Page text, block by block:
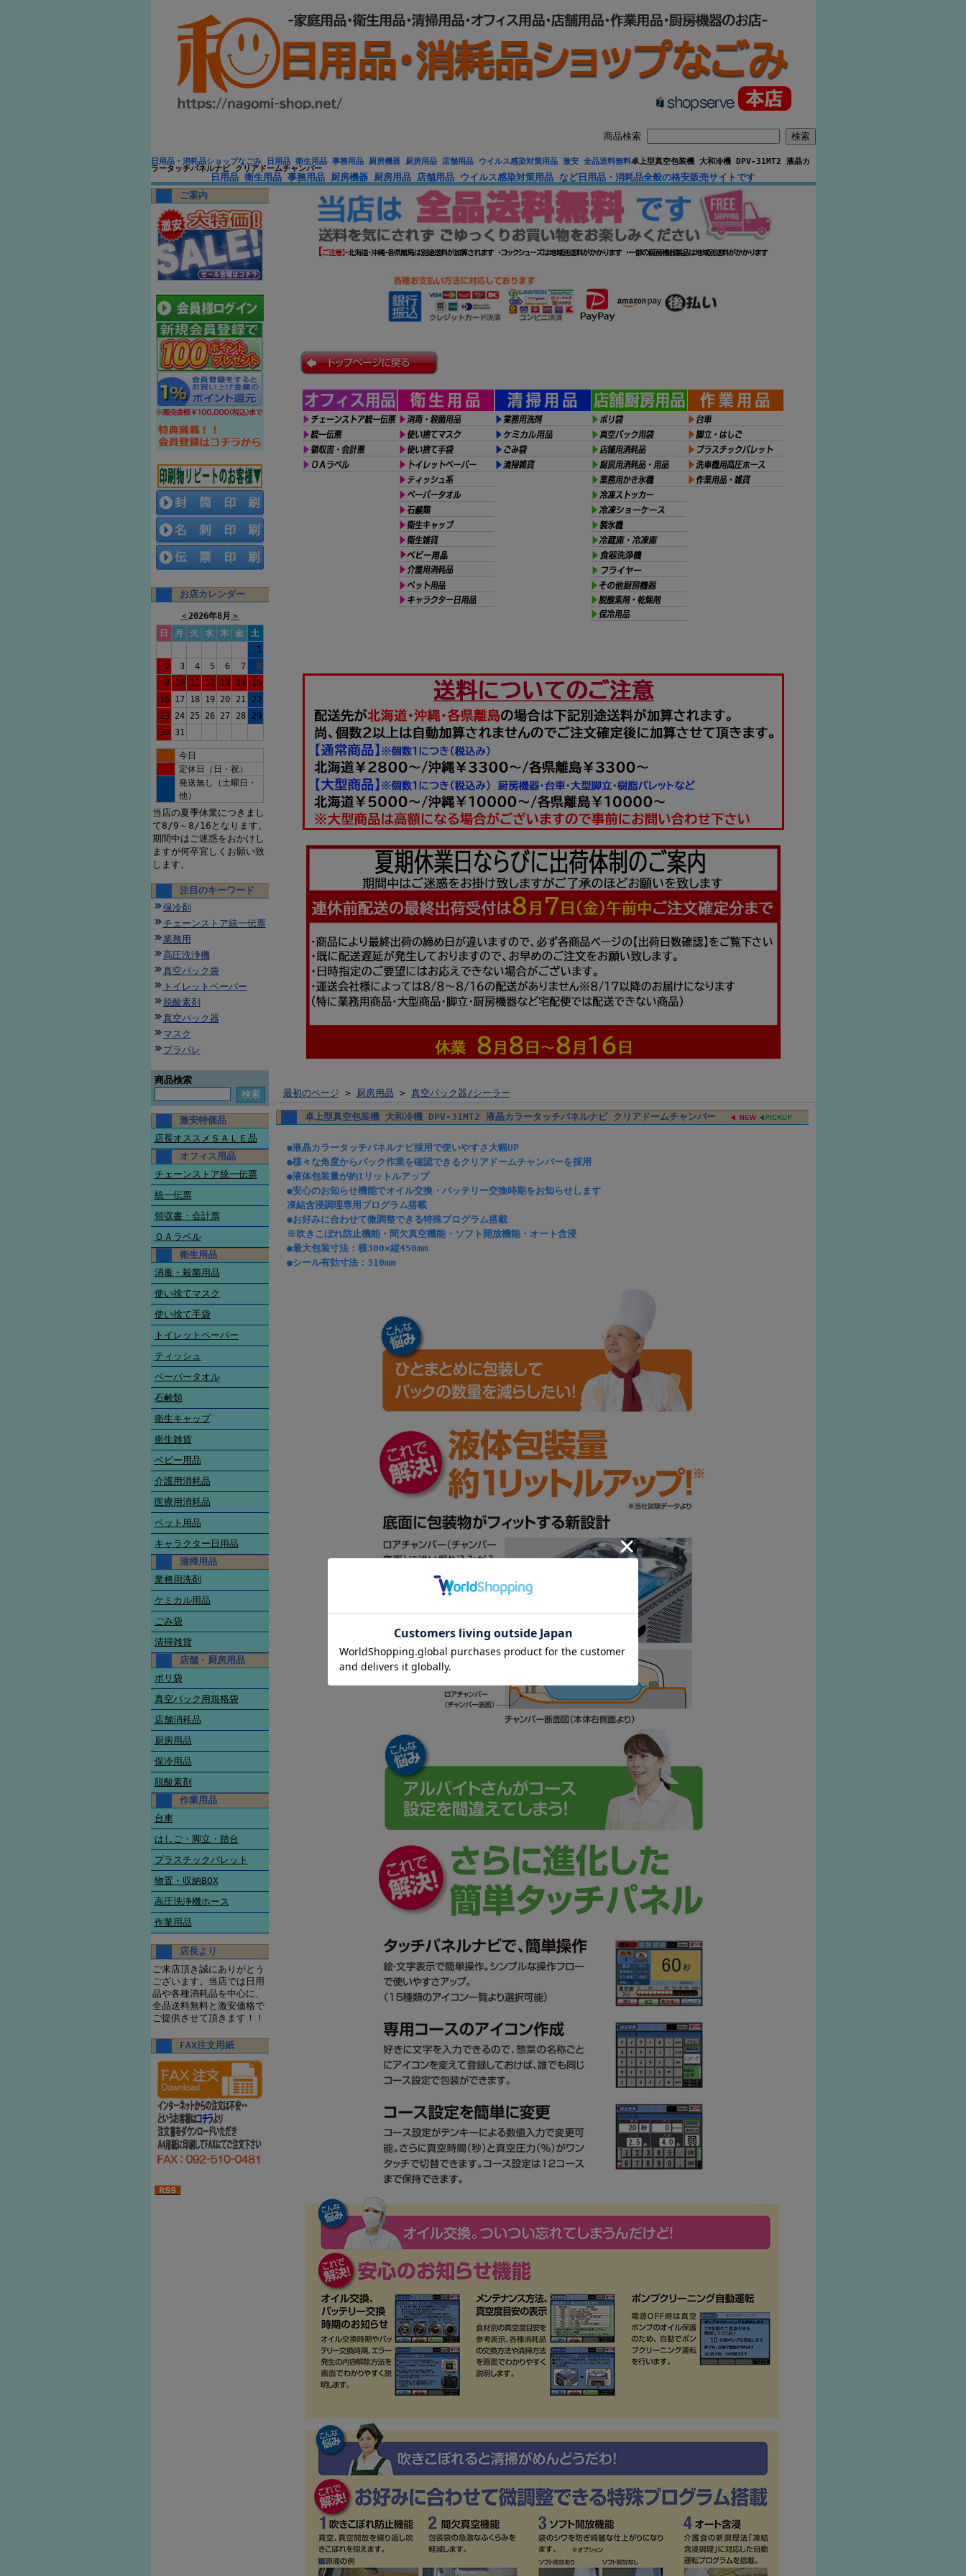
商品検索
日用品・消耗品ショップなごみ 日用品 衛生用品 事務用品 厨房機器 厨房用品 店舗用品 ウイルス感染対策用品 激安 全品送料無料卓上型真空包装機 大和冷機 DPV-31MT2 液晶カ
ラータッチパネルナビ クリアドームチャンバー
日用品 衛生用品 事務用品 厨房機器 厨房用品 店舗用品 ウイルス感染対策用品 など日用品・消耗品全般の格安販売サイトです
ご案内
お店カレンダー
＜2026年8月 ＞
日
月 火 水 木 金
土
1
2
3 4 5 6 7
8
9
10 11 12 13 14
15
16
17 18 19 20 21
22
23
24 25 26 27 28
29
30 31
今日
定休日（日・祝）
発送無し（土曜日・
他）
当店の夏季休業につきまし
て8/9～8/16となります。
期間中はご迷惑をおかけし
ますが何卒宜しくお願い致
します。
注目のキーワード
保冷剤
チェーンストア統一伝票
業務用
高圧洗浄機
真空パック袋
トイレットペーパー
脱酸素剤
真空パック器
マスク
プラパレ
商品検索
激安特価品
店長オススメＳＡＬＥ品
オフィス用品
チェーンストア統一伝票
統一伝票
領収書・会計票
ＯＡラベル
衛生用品
消毒・殺菌用品
使い捨てマスク
使い捨て手袋
トイレットペーパー
ティッシュ
ペーパータオル
石鹸類
衛生キャップ
衛生雑貨
ベビー用品
介護用消耗品
医療用消耗品
ペット用品
キャラクター日用品
清掃用品
業務用洗剤
ケミカル用品
ごみ袋
清掃雑貨
店舗・厨房用品
ポリ袋
真空パック用規格袋
店舗消耗品
厨房用品
保冷用品
脱酸素剤
作業用品
台車
はしご・脚立・踏台
プラスチックパレット
物置・収納BOX
高圧洗浄機ホース
作業用品
店長より
ご来店頂き誠にありがとう
ございます。当店では日用
品や各種消耗品を中心に、
全品送料無料と激安価格で
ご提供させて頂きます！！
FAX注文用紙
最初のページ > 厨房用品 > 真空パック器/シーラー
卓上型真空包装機 大和冷機 DPV-31MT2 液晶カラータッチパネルナビ クリアドームチャンバー
●液晶カラータッチパネルナビ採用で使いやすさ大幅UP
●様々な角度からパック作業を確認できるクリアドームチャンバーを採用
●液体包装量が約1リットルアップ
●安心のお知らせ機能でオイル交換・バッテリー交換時期をお知らせします
凍結含浸調理専用プログラム搭載
●お好みに合わせて微調整できる特殊プログラム搭載
※吹きこぼれ防止機能・間欠真空機能・ソフト開放機能・オート含浸
●最大包装寸法：横300×縦450mm
●シール有効寸法：310mm